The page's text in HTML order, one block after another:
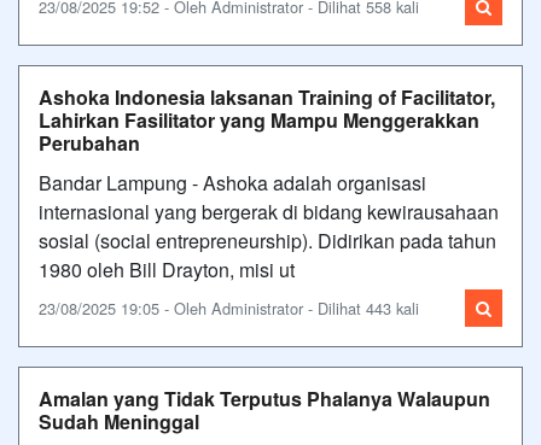
23/08/2025 19:52 - Oleh Administrator - Dilihat 558 kali
Ashoka Indonesia laksanan Training of Facilitator,
Lahirkan Fasilitator yang Mampu Menggerakkan
Perubahan
Bandar Lampung - Ashoka adalah organisasi
internasional yang bergerak di bidang kewirausahaan
sosial (social entrepreneurship). Didirikan pada tahun
1980 oleh Bill Drayton, misi ut
23/08/2025 19:05 - Oleh Administrator - Dilihat 443 kali
Amalan yang Tidak Terputus Phalanya Walaupun
Sudah Meninggal